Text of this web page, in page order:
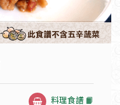
料理食譜 📙